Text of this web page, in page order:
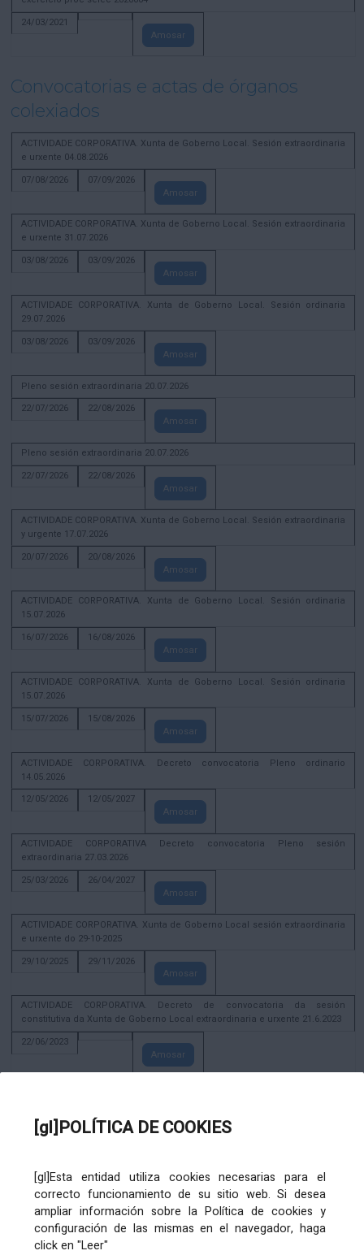
[gl]POLÍTICA DE COOKIES
[gl]Esta entidad utiliza cookies necesarias para el
correcto funcionamiento de su sitio web. Si desea
ampliar información sobre la Política de cookies y
configuración de las mismas en el navegador, haga
click en "Leer"
24/03/2021
Amosar
Convocatorias e actas de órganos
colexiados
ACTIVIDADE CORPORATIVA. Xunta de Goberno Local. Sesión extraordinaria
e urxente 04.08.2026
07/08/2026
07/09/2026
Amosar
ACTIVIDADE CORPORATIVA. Xunta de Goberno Local. Sesión extraordinaria
e urxente 31.07.2026
03/08/2026
03/09/2026
Amosar
ACTIVIDADE CORPORATIVA. Xunta de Goberno Local. Sesión ordinaria
29.07.2026
03/08/2026
03/09/2026
Amosar
Pleno sesión extraordinaria 20.07.2026
22/07/2026
22/08/2026
Amosar
Pleno sesión extraordinaria 20.07.2026
22/07/2026
22/08/2026
Amosar
ACTIVIDADE CORPORATIVA. Xunta de Goberno Local. Sesión extraordinaria
y urgente 17.07.2026
20/07/2026
20/08/2026
Amosar
ACTIVIDADE CORPORATIVA. Xunta de Goberno Local. Sesión ordinaria
15.07.2026
16/07/2026
16/08/2026
Amosar
ACTIVIDADE CORPORATIVA. Xunta de Goberno Local. Sesión ordinaria
15.07.2026
15/07/2026
15/08/2026
Amosar
ACTIVIDADE CORPORATIVA. Decreto convocatoria Pleno ordinario
14.05.2026
12/05/2026
12/05/2027
Amosar
ACTIVIDADE CORPORATIVA Decreto convocatoria Pleno sesión
extraordinaria 27.03.2026
25/03/2026
26/04/2027
Amosar
ACTIVIDADE CORPORATIVA. Xunta de Goberno Local sesión extraordinaria
e urxente do 29-10-2025
29/10/2025
29/11/2026
Amosar
ACTIVIDADE CORPORATIVA. Decreto de convocatoria da sesión
constitutiva da Xunta de Goberno Local extraordinaria e urxente 21.6.2023
22/06/2023
Amosar
Amosar
28/12/2020
Amosar
ACTIVIDADE CORPORATIVA. Extracto do Pleno ordinario de data 2.7.2020